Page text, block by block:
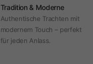
Tradition & Moderne
Authentische Trachten mit
modernem Touch – perfekt
für jeden Anlass.